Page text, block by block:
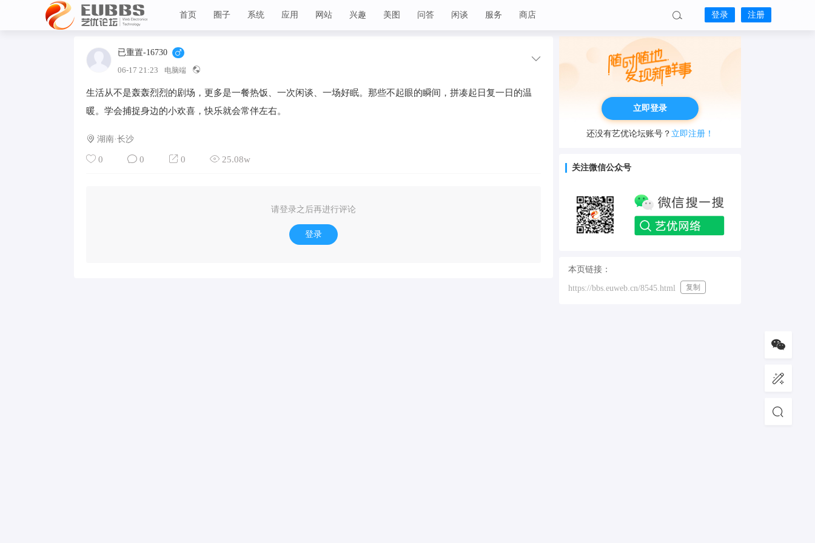
首页 圈子 系统 应用 网站 兴趣 美图 问答 闲谈 服务 商店 登录 注册
已重置-16730
06-17 21:23 电脑端
生活从不是轰轰烈烈的剧场，更多是一餐热饭、一次闲谈、一场好眠。那些不起眼的瞬间，拼凑起日复一日的温
暖。学会捕捉身边的小欢喜，快乐就会常伴左右。
湖南·长沙
0 0 0 25.08w
请登录之后再进行评论
登录
立即登录
还没有艺优论坛账号？ 立即注册！
关注微信公众号
本页链接：
https://bbs.euweb.cn/8545.html 复制